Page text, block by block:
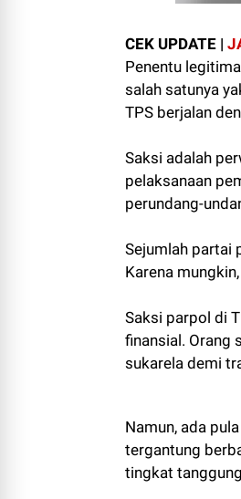
CEK UPDATE |
Penentu
salah satunya
TPS berjalan
Saksi adalah
pelaksanaan
perundang-
Sejumlah partai
Karena
Saksi parpol di
finansial. Orang
sukarela demi
Namun, ada
tergantung
tingkat